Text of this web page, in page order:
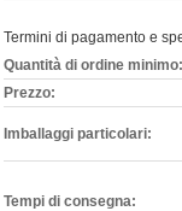
Termini di pagamento e
Quantità di ordine minimo:
Prezzo:
Imballaggi particolari:
Tempi di consegna: